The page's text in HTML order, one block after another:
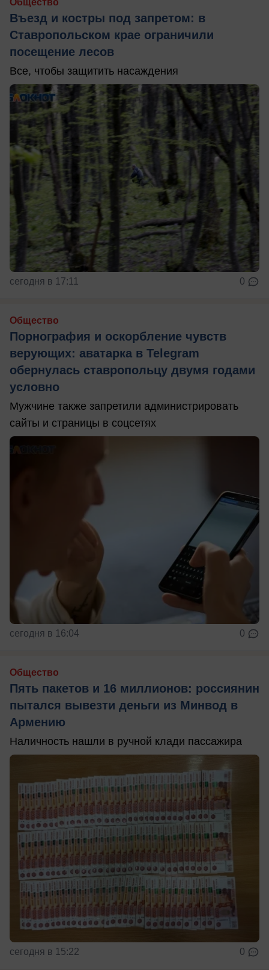
Въезд и костры под запретом: в
Ставропольском крае ограничили
посещение лесов
Все, чтобы защитить насаждения
сегодня в 17:11 0
Общество
Порнография и оскорбление чувств
верующих: аватарка в Telegram
обернулась ставропольцу двумя годами
условно
Мужчине также запретили администрировать
сайты и страницы в соцсетях
сегодня в 16:04 0
Общество
Пять пакетов и 16 миллионов: россиянин
пытался вывезти деньги из Минвод в
Армению
Наличность нашли в ручной клади пассажира
сегодня в 15:22 0